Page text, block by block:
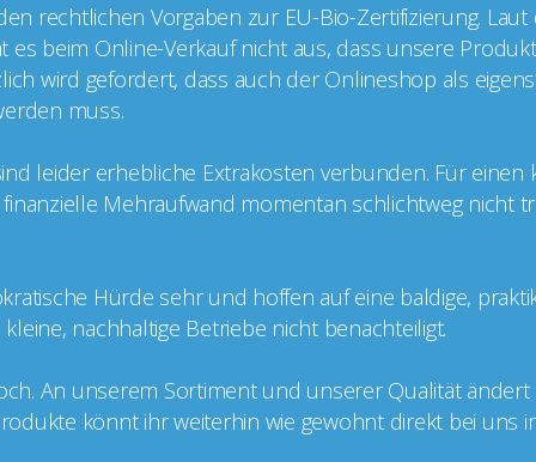
rechtlichen Vorgaben zur EU-Bio-Zertifizierung.
es beim Online-Verkauf nicht aus, dass unsere
wird gefordert, dass auch der Onlineshop als
muss.
leider erhebliche Extrakosten verbunden. Für einen
Mehraufwand momentan schlichtweg nicht
Hürde sehr und hoffen auf eine baldige,
nachhaltige Betriebe nicht benachteiligt.
An unserem Sortiment und unserer Qualität
könnt ihr weiterhin wie gewohnt direkt bei uns